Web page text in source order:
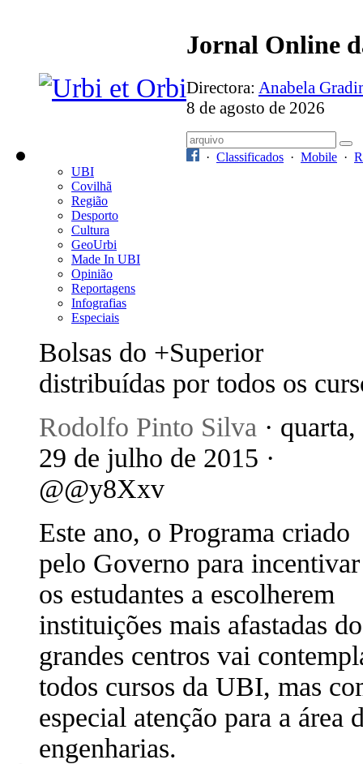
Jornal Online
Directora: Anabela
8 de agosto de 2026
· Classificados · Mobile ·
UBI
Covilhã
Região
Desporto
Cultura
GeoUrbi
Made In UBI
Opinião
Reportagens
Infografias
Especiais
Bolsas do +Superior
distribuídas por todos os
Rodolfo Pinto Silva · quarta,
29 de julho de 2015 ·
@@y8Xxv
Este ano, o Programa criado
pelo Governo para incentivar
os estudantes a escolherem
instituições mais afastadas
grandes centros vai
todos cursos da UBI, mas
especial atenção para a área
engenharias.